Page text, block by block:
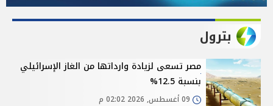
بترول
مصر تسعى لزيادة وارداتها من الغاز الإسرائيلي
بنسبة 12.5%